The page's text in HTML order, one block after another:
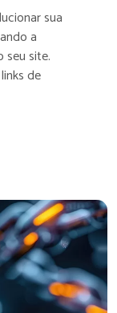
sua
a
seu site.
de